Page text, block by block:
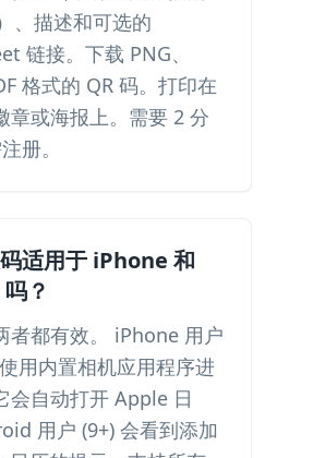
、描述和可选的
链接。下载 PNG、
格式的 QR 码。打印在
章或海报上。需要 2 分
册。
适用于 iPhone 和
？
者都有效。 iPhone 用户
用内置相机应用程序进
会自动打开 Apple 日
用户 (9+) 会看到添加